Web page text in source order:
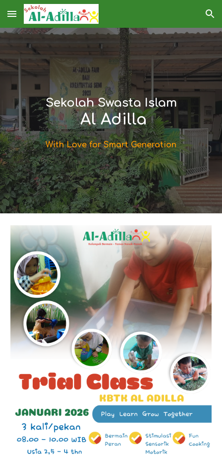
Skip to main content Skip to navigation
Sekolah Swasta Islam
Al Adilla
With Love for Smart Generation